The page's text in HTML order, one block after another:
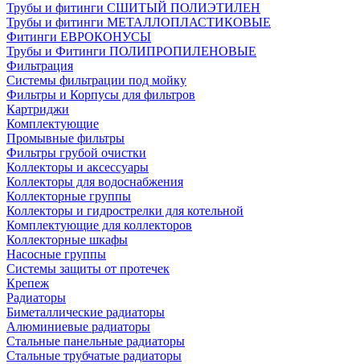
Трубы и фитинги СШИТЫЙ ПОЛИЭТИЛЕН
Трубы и фитинги МЕТАЛЛОПЛАСТИКОВЫЕ
Фитинги ЕВРОКОНУСЫ
Трубы и Фитинги ПОЛИПРОПИЛЕНОВЫЕ
Фильтрация
Системы фильтрации под мойку
Фильтры и Корпусы для фильтров
Картриджи
Комплектующие
Промывные фильтры
Фильтры грубой очистки
Коллекторы и аксессуары
Коллекторы для водоснабжения
Коллекторные группы
Коллекторы и гидрострелки для котельной
Комплектующие для коллекторов
Коллекторные шкафы
Насосные группы
Системы защиты от протечек
Крепеж
Радиаторы
Биметаллические радиаторы
Алюминиевые радиаторы
Стальные панельные радиаторы
Стальные трубчатые радиаторы